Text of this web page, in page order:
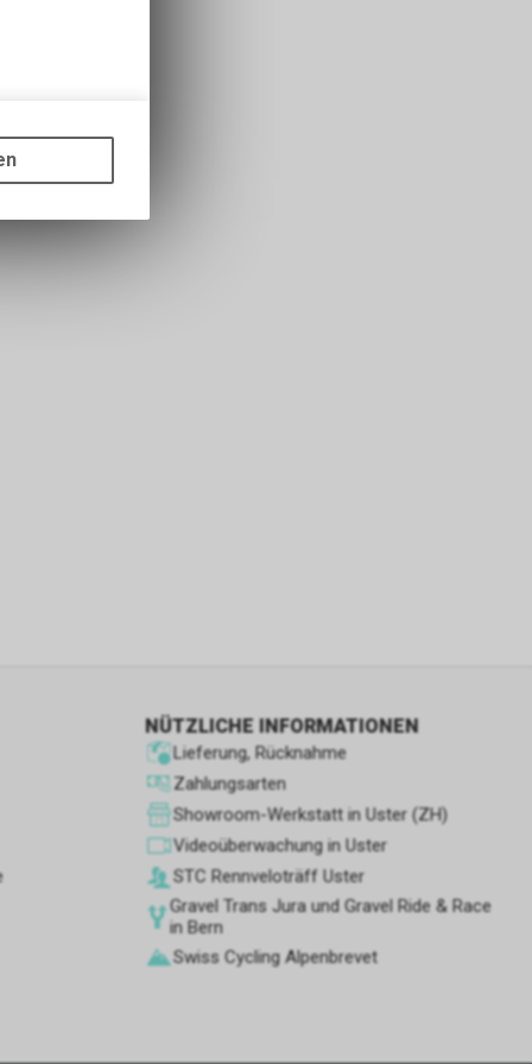
NÜTZLICHE INFORMATIONEN
Lieferung, Rücknahme
Zahlungsarten
Showroom-Werkstatt in Uster (ZH)
Videoüberwachung in Uster
STC Rennve­loträff Uster
Gravel Trans Jura und Gravel Ride & Race
in Bern
Swiss Cycling Alpenbrevet
wie die
die
die
des